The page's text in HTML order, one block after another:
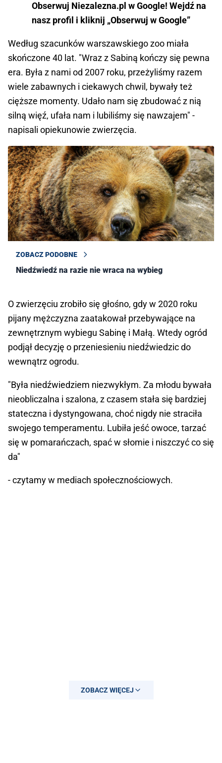
Obserwuj Niezalezna.pl w Google! Wejdź na
nasz profil i kliknij „Obserwuj w Google”
Według szacunków warszawskiego zoo miała
skończone 40 lat. "Wraz z Sabiną kończy się pewna
era. Była z nami od 2007 roku, przeżyliśmy razem
wiele zabawnych i ciekawych chwil, bywały też
cięższe momenty. Udało nam się zbudować z nią
silną więź, ufała nam i lubiliśmy się nawzajem" -
napisali opiekunowie zwierzęcia.
ZOBACZ PODOBNE
Niedźwiedź na razie nie wraca na wybieg
O zwierzęciu zrobiło się głośno, gdy w 2020 roku
pijany mężczyzna zaatakował przebywające na
zewnętrznym wybiegu Sabinę i Małą. Wtedy ogród
podjął decyzję o przeniesieniu niedźwiedzic do
wewnątrz ogrodu.
"Była niedźwiedziem niezwykłym. Za młodu bywała
nieobliczalna i szalona, z czasem stała się bardziej
stateczna i dystyngowana, choć nigdy nie straciła
swojego temperamentu. Lubiła jeść owoce, tarzać
się w pomarańczach, spać w słomie i niszczyć co się
da"
- czytamy w mediach społecznościowych.
ZOBACZ WIĘCEJ